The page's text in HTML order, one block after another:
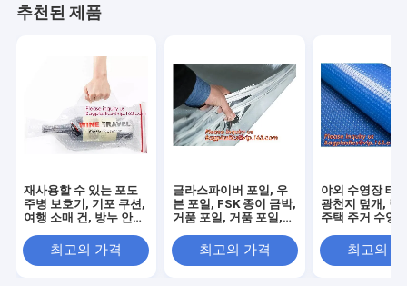
추천된 제품
재사용할 수 있는 포도
주병 보호기, 기포 쿠션,
여행 소매 건, 방누 안전
최고의 가격
글라스파이버 포일, 우
븐 포일, FSK 종이 금박,
거품 포일, 거품 포일,
절연부최고의 가격
야외 수영장 태
광천지 덮개, 릴
주택 주거 수영
최고의